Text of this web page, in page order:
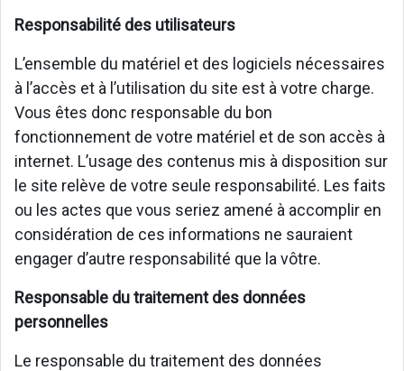
Responsabilité des utilisateurs
L’ensemble du matériel et des logiciels nécessaires
à l’accès et à l’utilisation du site est à votre charge.
Vous êtes donc responsable du bon
fonctionnement de votre matériel et de son accès à
internet. L’usage des contenus mis à disposition sur
le site relève de votre seule responsabilité. Les faits
ou les actes que vous seriez amené à accomplir en
considération de ces informations ne sauraient
engager d’autre responsabilité que la vôtre.
Responsable du traitement des données
personnelles
Le responsable du traitement des données